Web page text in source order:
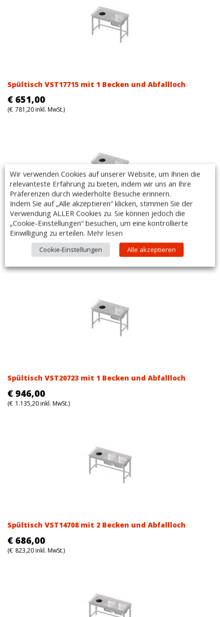
Spültisch VST17715 mit 1 Becken und Abfallloch
€ 651,00
(€ 781,20inkl. MwSt.)
Spültisch VST18715 mit 1 Becken und Abfallloch
665,00
798,00inkl. MwSt.)
Spültisch VST20723 mit 1 Becken und Abfallloch
€ 946,00
(€ 1.135,20inkl. MwSt.)
Spültisch VST14708 mit 2 Becken und Abfallloch
€ 686,00
(€ 823,20inkl. MwSt.)
Wir verwenden Cookies auf unserer Website, um Ihnen die
relevanteste Erfahrung zu bieten, indem wir uns an Ihre
Präferenzen durch wiederholte Besuche erinnern.
Indem Sie auf „Alle akzeptieren“ klicken, stimmen Sie der
Verwendung ALLER Cookies zu. Sie können jedoch die
„Cookie-Einstellungen“ besuchen, um eine kontrollierte
Einwilligung zu erteilen. Mehr lesen
Cookie-Einstellungen Alle akzeptieren